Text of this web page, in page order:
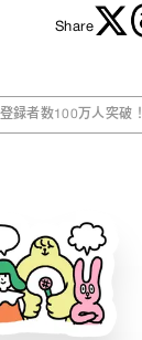
Share
録者数100万人突破